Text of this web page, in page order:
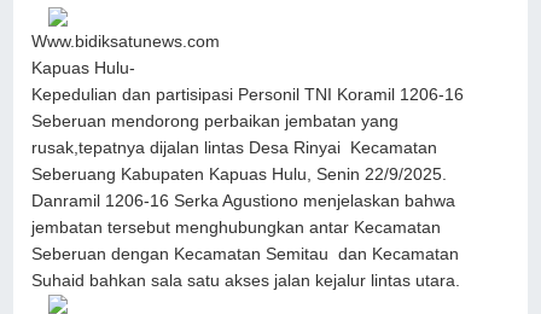
Www.bidiksatunews.com
Kapuas Hulu-
Kepedulian dan partisipasi Personil TNI Koramil 1206-16
Seberuan mendorong perbaikan jembatan yang
rusak,tepatnya dijalan lintas Desa Rinyai Kecamatan
Seberuang Kabupaten Kapuas Hulu, Senin 22/9/2025.
Danramil 1206-16 Serka Agustiono menjelaskan bahwa
jembatan tersebut menghubungkan antar Kecamatan
Seberuan dengan Kecamatan Semitau dan Kecamatan
Suhaid bahkan sala satu akses jalan kejalur lintas utara.